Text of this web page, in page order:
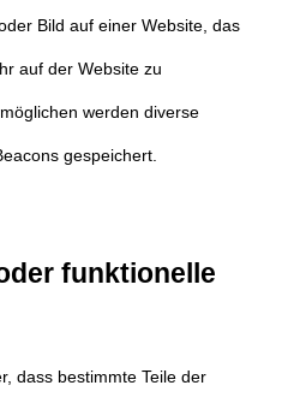
Bild auf einer Website, das
auf der Website zu
werden diverse
gespeichert.
funktionelle
dass bestimmte Teile der